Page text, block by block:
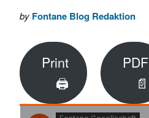
by Fontane Blog Redaktion
Print
🖨
PDF
📄